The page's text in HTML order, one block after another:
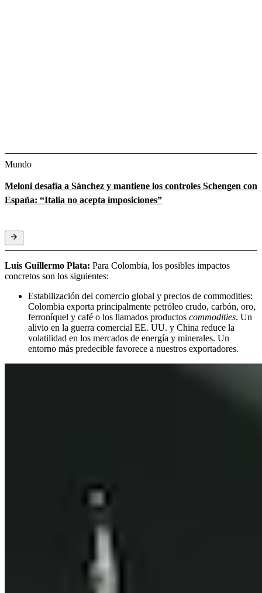
Mundo
Meloni desafía a Sánchez y mantiene los controles Schengen con
España: “Italia no acepta imposiciones”
Luis Guillermo Plata: Para Colombia, los posibles impactos
concretos son los siguientes:
Estabilización del comercio global y precios de commodities:
Colombia exporta principalmente petróleo crudo, carbón, oro,
ferroníquel y café o los llamados productos commodities. Un
alivio en la guerra comercial EE. UU. y China reduce la
volatilidad en los mercados de energía y minerales. Un
entorno más predecible favorece a nuestros exportadores.